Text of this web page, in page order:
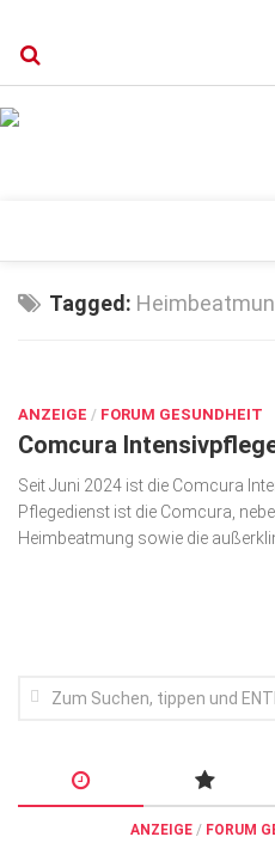
Orthopädie
Schönheit & Wohlbefinden
Special
Wirtschaft, Recht, Finanzen
Innovationen
Kampf gegen Krebs
Tagged:
ANZEIGE / FORUM GESUNDHEIT
Comcura
Seit Juni 2024 ist die Comcura
Pflegedienst ist die Comcura,
Heimbeatmung sowie die
ANZEIGE / FORUM